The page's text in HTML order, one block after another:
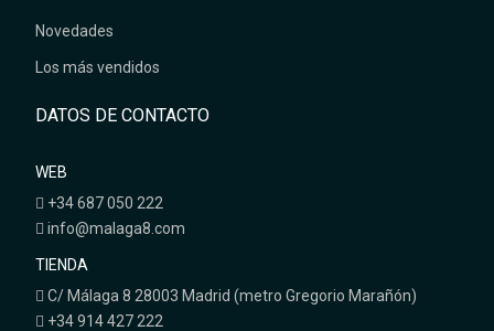
Novedades
Los más vendidos
DATOS DE CONTACTO
WEB
+34 687 050 222
info@malaga8.com
TIENDA
C/ Málaga 8 28003 Madrid (metro Gregorio Marañón)
+34 914 427 222